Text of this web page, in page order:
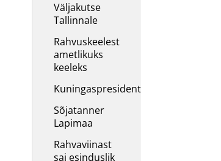
Väljakutse
Tallinnale
Rahvuskeelest
ametlikuks
keeleks
Kuningaspresident
Sõjatanner
Lapimaa
Rahvaviinast
sai esinduslik